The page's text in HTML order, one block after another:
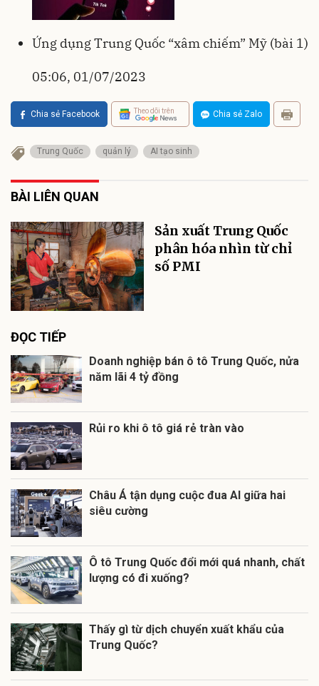
Ứng dụng Trung Quốc “xâm chiếm” Mỹ (bài 1)
05:06, 01/07/2023
Chia sẻ Facebook Theo dõi trên Chia sẻ Zalo
Trung Quốc quản lý AI tạo sinh
BÀI LIÊN QUAN
Sản xuất Trung Quốc
phân hóa nhìn từ chỉ
số PMI
ĐỌC TIẾP
Doanh nghiệp bán ô tô Trung Quốc, nửa
năm lãi 4 tỷ đồng
Rủi ro khi ô tô giá rẻ tràn vào
Châu Á tận dụng cuộc đua AI giữa hai
siêu cường
Ô tô Trung Quốc đổi mới quá nhanh, chất
lượng có đi xuống?
Thấy gì từ dịch chuyển xuất khẩu của
Trung Quốc?